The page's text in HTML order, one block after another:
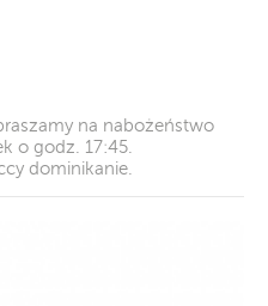
na nabożeństwo
o godz. 17:45.
dominikanie.